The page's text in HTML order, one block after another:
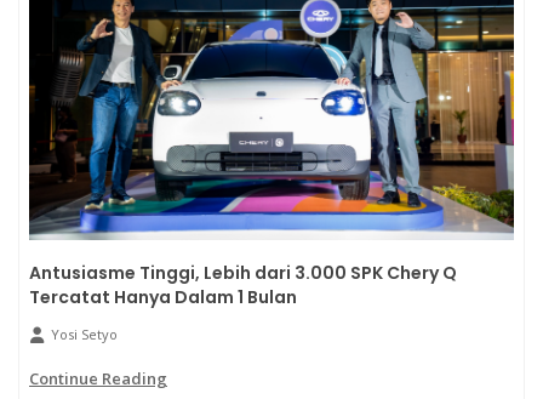
Antusiasme Tinggi, Lebih dari 3.000 SPK Chery Q
Tercatat Hanya Dalam 1 Bulan
Yosi Setyo
Continue Reading